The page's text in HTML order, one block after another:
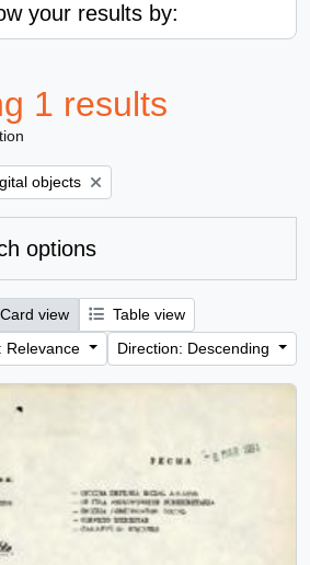
your results by:
1 results
filter:objects
options
Card view
Table view
Relevance
Direction: Descending